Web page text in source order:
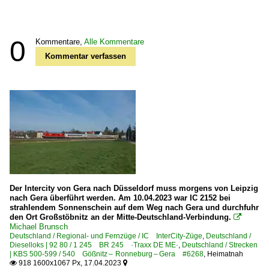
0 Kommentare, Alle Kommentare
Kommentar verfassen
Der Intercity von Gera nach Düsseldorf muss morgens von Leipzig
nach Gera überführt werden. Am 10.04.2023 war IC 2152 bei
strahlendem Sonnenschein auf dem Weg nach Gera und durchfuhr
den Ort Großstöbnitz an der Mitte-Deutschland-Verbindung. 
Michael Brunsch
Deutschland / Regional- und Fernzüge / IC InterCity-Züge Deutschland /
Dieselloks | 92 80 / 1 245 BR 245 ·Traxx DE ME· Deutschland / Strecken
| KBS 500-599 / 540 Gößnitz – Ronneburg – Gera #6268 Heimatnah
 918 1600x1067 Px, 17.04.2023 